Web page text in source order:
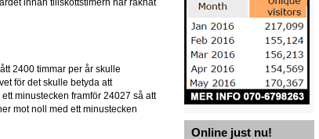
innan tillskottstimern har räknat
2400 timmar per år skulle
för det skulle betyda att
minustecken framför 24027 så att
mot noll med ett minustecken
Online just nu!